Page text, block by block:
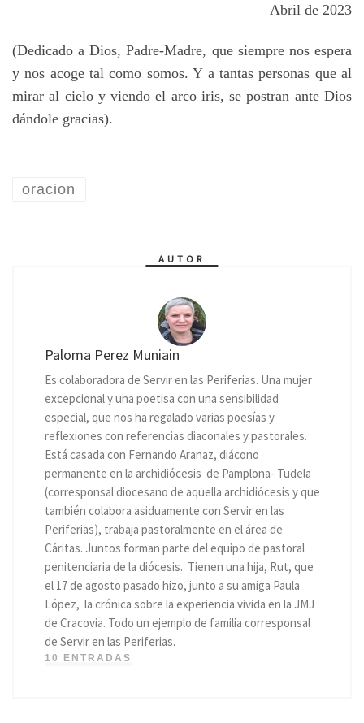
Abril de 2023
(Dedicado a Dios, Padre-Madre, que siempre nos espera
y nos acoge tal como somos. Y a tantas personas que al
mirar al cielo y viendo el arco iris, se postran ante Dios
dándole gracias).
oracion
AUTOR
Paloma Perez Muniain
Es colaboradora de Servir en las Periferias. Una mujer
excepcional y una poetisa con una sensibilidad
especial, que nos ha regalado varias poesías y
reflexiones con referencias diaconales y pastorales.
Está casada con Fernando Aranaz, diácono
permanente en la archidiócesis de Pamplona- Tudela
(corresponsal diocesano de aquella archidiócesis y que
también colabora asiduamente con Servir en las
Periferias), trabaja pastoralmente en el área de
Cáritas. Juntos forman parte del equipo de pastoral
penitenciaria de la diócesis. Tienen una hija, Rut, que
el 17 de agosto pasado hizo, junto a su amiga Paula
López, la crónica sobre la experiencia vivida en la JMJ
de Cracovia. Todo un ejemplo de familia corresponsal
de Servir en las Periferias.
10 ENTRADAS